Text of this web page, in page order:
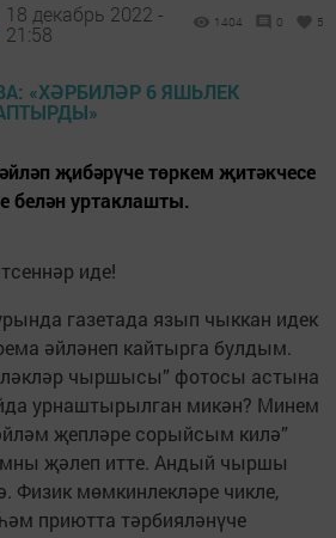
18 декабрь 2022 -
21:58
1404 0 5
җибәрүче төркем җитәкчесе
белән уртаклашты.
иде!
газетада язып чыккан идек
әйләнеп кайтырга булдым.
чыршысы” фотосы астына
урнаштырылган микән? Минем
җепләре сорыйсым килә”
җәлеп итте. Андый чыршы
Физик мөмкинлекләре чикле,
приютта тәрбияләнүче